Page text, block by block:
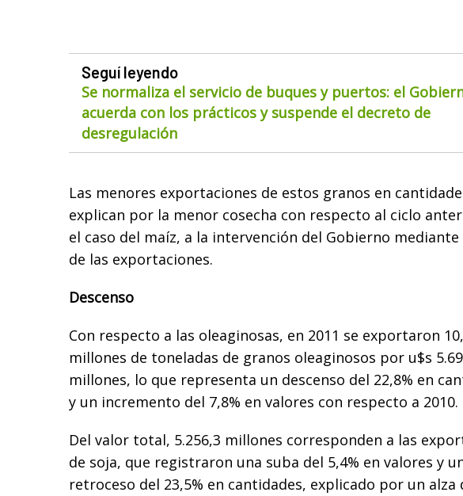
Seguí leyendo
Se normaliza el servicio de buques y puertos: el
acuerda con los prácticos y suspende el decreto de
desregulación
Las menores exportaciones de estos granos en
explican por la menor cosecha con respecto al ciclo
el caso del maíz, a la intervención del Gobierno
de las exportaciones.
Descenso
Con respecto a las oleaginosas, en 2011 se exportaron
millones de toneladas de granos oleaginosos por u$s
millones, lo que representa un descenso del 22,8% en
y un incremento del 7,8% en valores con respecto a 2010.
Del valor total, 5.256,3 millones corresponden a las
de soja, que registraron una suba del 5,4% en valores y
retroceso del 23,5% en cantidades, explicado por un alza